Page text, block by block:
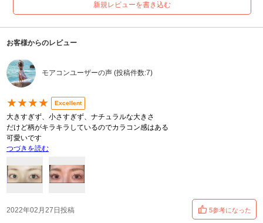
新規レビューを書き込む
お客様からのレビュー
モアコンユーザーの声 (投稿件数:7)
★★★★ Excellent
大きすぎず、小さすぎず、ナチュラルな大きさ
だけど柄がキラキラしているのでカラコン感はある
可愛いです
つづきを読む
2022年02月27日投稿 5参考になった